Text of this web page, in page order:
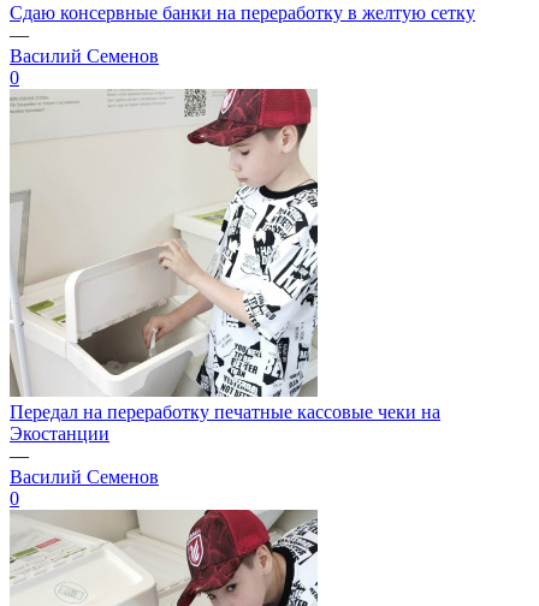
Сдаю консервные банки на переработку в желтую сетку
—
Василий Семенов
0
Передал на переработку печатные кассовые чеки на
Экостанции
—
Василий Семенов
0